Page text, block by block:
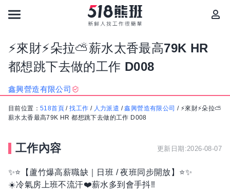
⚡來財⚡朵拉⛅薪水太香最高79K HR
都想跳下去做的工作 D008
鑫興營造有限公司
目前位置： 518首頁 /找工作 / 人力派遣 /鑫興營造有限公司 / ⚡來財⚡朵拉⛅
薪水太香最高79K HR 都想跳下去做的工作 D008
工作內容 更新日期:2026-08-07
✨⭐【蘆竹爆高薪職缺｜日班 / 夜班同步開放】⭐✨
☀️冷氣房上班不流汗❤️薪水多到會手抖‼️